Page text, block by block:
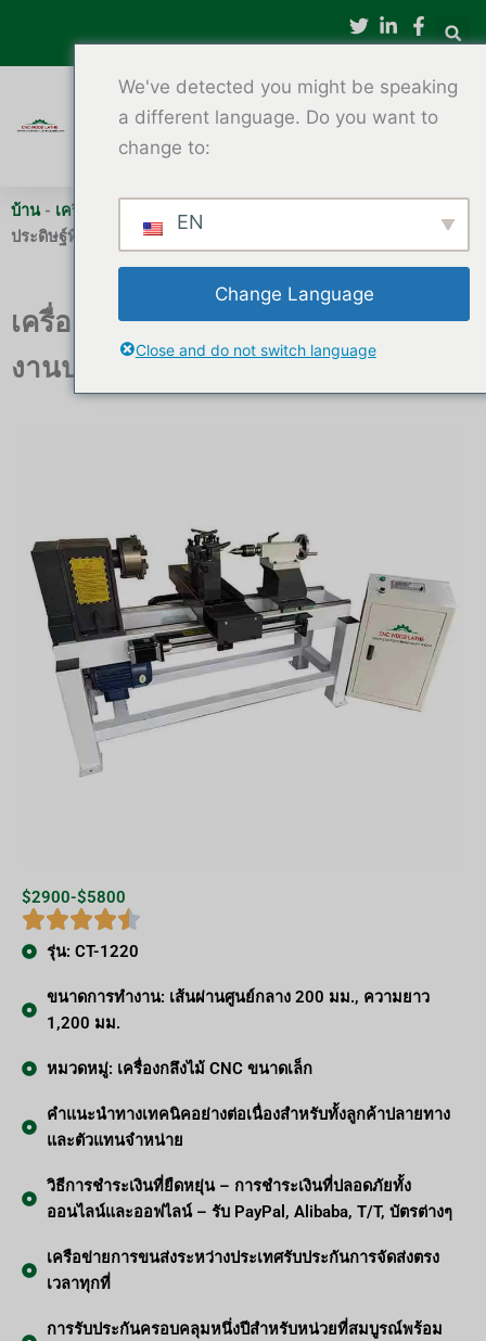
ที่
บ้าน- เครื่องกลึงไม้ CNC- เครื่องกลึงไม้ตั้งโต๊ะขนาดเล็กสำหรับงาน
ประดิษฐ์ที่มีความแม่นยำ
เครื่องกลึงไม้ตั้งโต๊ะขนาดเล็กสำหรับ
งานประดิษฐ์ที่มีความแม่นยำ
$2900-$5800
รุ่น: CT-1220
ขนาดการทำงาน: เส้นผ่านศูนย์กลาง 200 มม., ความยาว
1,200 มม.
หมวดหมู่: เครื่องกลึงไม้ CNC ขนาดเล็ก
คำแนะนำทางเทคนิคอย่างต่อเนื่องสำหรับทั้งลูกค้าปลายทาง
และตัวแทนจำหน่าย
วิธีการชำระเงินที่ยืดหยุ่น – การชำระเงินที่ปลอดภัยทั้ง
ออนไลน์และออฟไลน์ – รับ PayPal, Alibaba, T/T, บัตรต่างๆ
เครือข่ายการขนส่งระหว่างประเทศรับประกันการจัดส่งตรง
เวลาทุกที่
การรับประกันครอบคลุมหนึ่งปีสำหรับหน่วยที่สมบูรณ์พร้อม
We've detected you might be speaking
a different language. Do you want to
change to:
EN
Change Language
Close and do not switch language